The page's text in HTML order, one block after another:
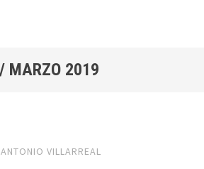
MARZO 2019
ANTONIO VILLARREAL